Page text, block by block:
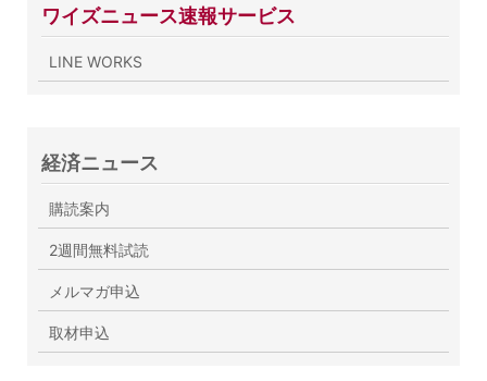
ワイズニュース速報サービス
LINE WORKS
経済ニュース
購読案内
2週間無料試読
メルマガ申込
取材申込